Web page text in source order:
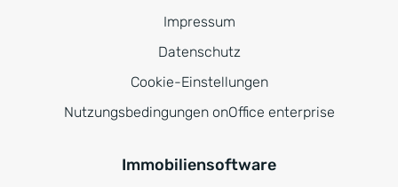
Impressum
Datenschutz
Cookie-Einstellungen
Nutzungsbedingungen onOffice enterprise
Immobiliensoftware